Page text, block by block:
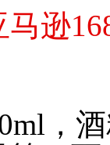
逊
酒